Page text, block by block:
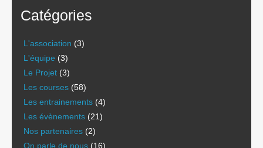
Catégories
L'association (3)
L'équipe (3)
Le Projet (3)
Les courses (58)
Les entrainements (4)
Les évènements (21)
Nos partenaires (2)
On parle de nous (16)